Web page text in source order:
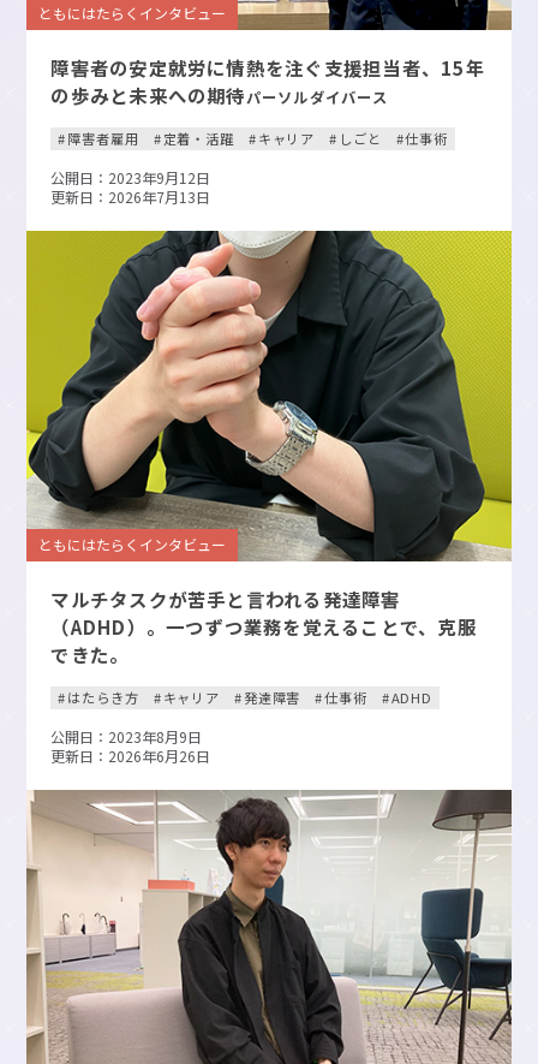
ともにはたらくインタビュー
障害者の安定就労に情熱を注ぐ支援担当者、15年
の歩みと未来への期待パーソルダイバース
障害者雇用 定着・活躍 キャリア しごと 仕事術
公開日：2023年9月12日
更新日：2026年7月13日
ともにはたらくインタビュー
マルチタスクが苦手と言われる発達障害
（ADHD）。一つずつ業務を覚えることで、克服
できた。
はたらき方 キャリア 発達障害 仕事術 ADHD
公開日：2023年8月9日
更新日：2026年6月26日